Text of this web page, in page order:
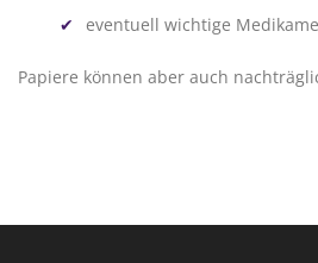
eventuell wichtige
Papiere können aber auch